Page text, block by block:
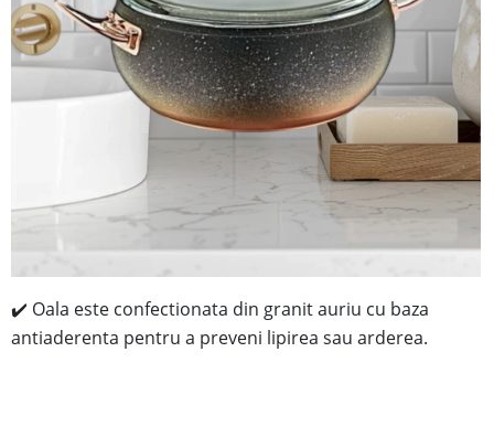
✔️ Oala este confectionata din granit auriu cu baza
antiaderenta pentru a preveni lipirea sau arderea.